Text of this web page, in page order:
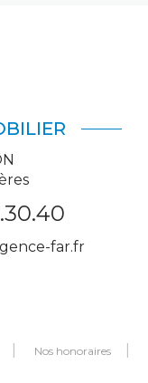
far.fr
Nos honoraires